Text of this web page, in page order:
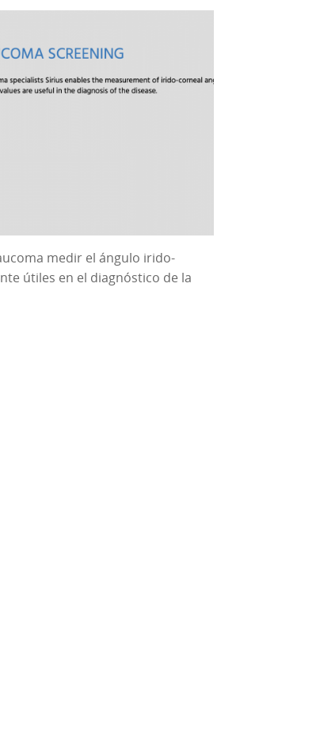
medir el ángulo irido-
útiles en el diagnóstico de la